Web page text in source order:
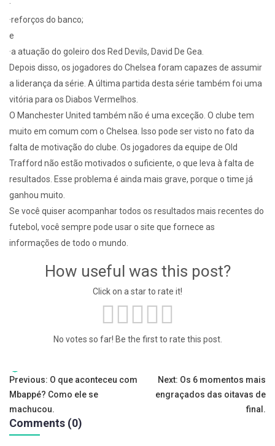
·
·reforços do banco;
e
·a atuação do goleiro dos Red Devils, David De Gea.
Depois disso, os jogadores do Chelsea foram capazes de assumir
a liderança da série. A última partida desta série também foi uma
vitória para os Diabos Vermelhos.
O Manchester United também não é uma exceção. O clube tem
muito em comum com o Chelsea. Isso pode ser visto no fato da
falta de motivação do clube. Os jogadores da equipe de Old
Trafford não estão motivados o suficiente, o que leva à falta de
resultados. Esse problema é ainda mais grave, porque o time já
ganhou muito.
Se você quiser acompanhar todos os resultados mais recentes do
futebol, você sempre pode usar o site que fornece as
informações de todo o mundo.
How useful was this post?
Click on a star to rate it!
No votes so far! Be the first to rate this post.
Tags:
Navegação
de
artigos
Previous: O que aconteceu com
Mbappé? Como ele se
machucou.
Next: Os 6 momentos mais
engraçados das oitavas de
final.
Comments (0)